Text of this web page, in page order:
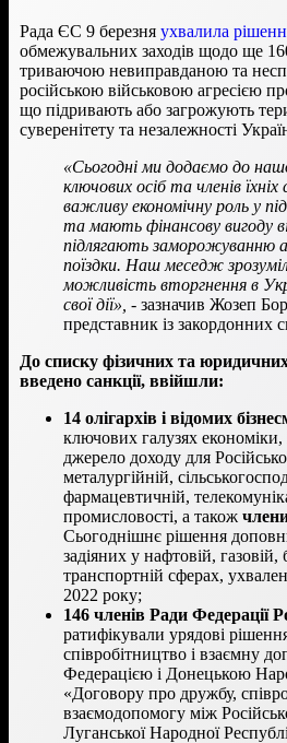
Рада ЄС 9 березня ухвалила
обмежувальних заходів щодо ще
триваючою невиправданою та
російською військовою агресією
що підривають або загрожують
суверенітету та незалежності
«Сьогодні ми додаємо до
ключових осіб та членів їхніх
важливу економічну роль у
та мають фінансову вигоду
підлягають заморожуванню
поїздки. Наш меседж
можливість вторгнення в
свої дії», - зазначив Жозеп
представник із закордонних
До списку фізичних та
введено санкції, ввійшли:
14 олігархів і відомих
ключових галузях економіки,
джерело доходу для
металургійній,
фармацевтичній,
промисловості, а також
Сьогоднішнє рішення
задіяних у нафтовій, газовій,
транспортній сферах,
2022 року;
146 членів Ради Федерації
ратифікували урядові
співробітництво і взаємну
Федерацією і Донецькою
«Договору про дружбу,
взаємодопомогу між
Луганської Народної